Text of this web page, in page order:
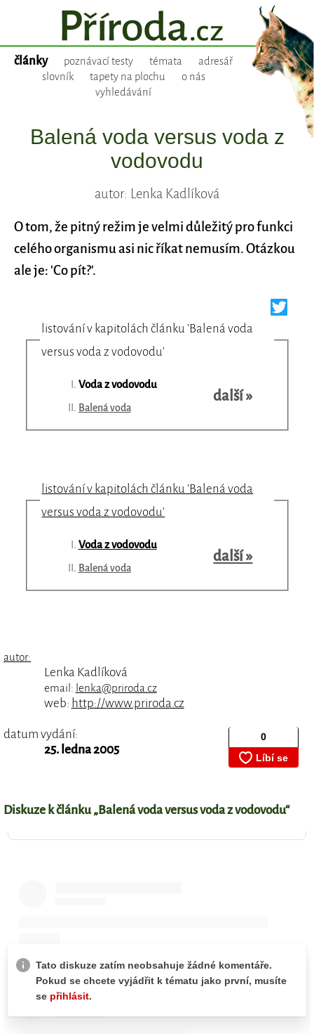
články poznávací testy témata
adresář
slovník
tapety na plochu
o nás
vyhledávání
Balená voda versus voda z
vodovodu
autor: Lenka Kadlíková
O tom, že pitný režim je velmi důležitý pro funkci
celého organismu asi nic říkat nemusím. Otázkou
ale je: 'Co pít?'.
listování v kapitolách článku 'Balená voda
versus voda z vodovodu'
Voda z vodovodu
Balená voda
další »
listování v kapitolách článku 'Balená voda
versus voda z vodovodu'
Voda z vodovodu
Balená voda
další »
autor:
Lenka Kadlíková
email: lenka@priroda.cz
web: http://www.priroda.cz
datum vydání:
25. ledna 2005
Diskuze k článku „Balená voda versus voda z vodovodu“